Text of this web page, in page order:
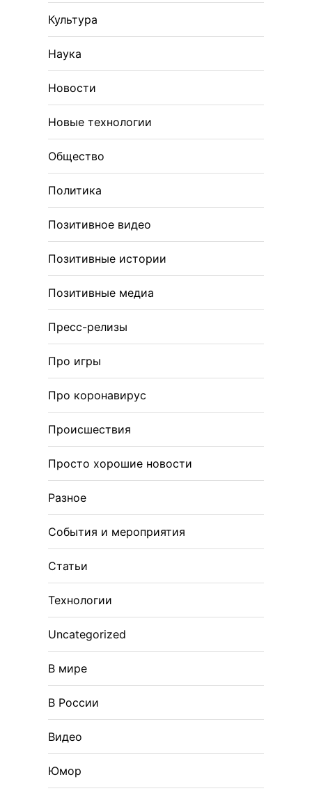
Культура
Наука
Новости
Новые технологии
Общество
Политика
Позитивное видео
Позитивные истории
Позитивные медиа
Пресс-релизы
Про игры
Про коронавирус
Происшествия
Просто хорошие новости
Разное
События и мероприятия
Статьи
Технологии
Uncategorized
В мире
В России
Видео
Юмор